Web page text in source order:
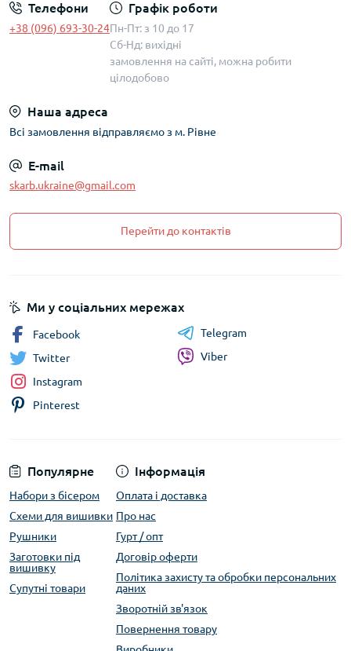
Телефони
+38 (096) 693-30-24
Графік роботи
Пн-Пт: з 10 до 17
Сб-Нд: вихідні
замовлення на сайті, можна робити
цілодобово
Наша адреса
Всі замовлення відправляємо з м. Рівне
E-mail
skarb.ukraine@gmail.com
Перейти до контактів
Популярне
Набори з бісером
Схеми для вишивки
Рушники
Заготовки під
вишивку
Супутні товари
Інформація
Оплата і доставка
Про нас
Гурт / опт
Договір оферти
Політика захисту та обробки персональних
даних
Зворотній зв'язок
Повернення товару
Ми у соціальних мережах
Facebook
Twitter
Instagram
Pinterest
Telegram
Viber